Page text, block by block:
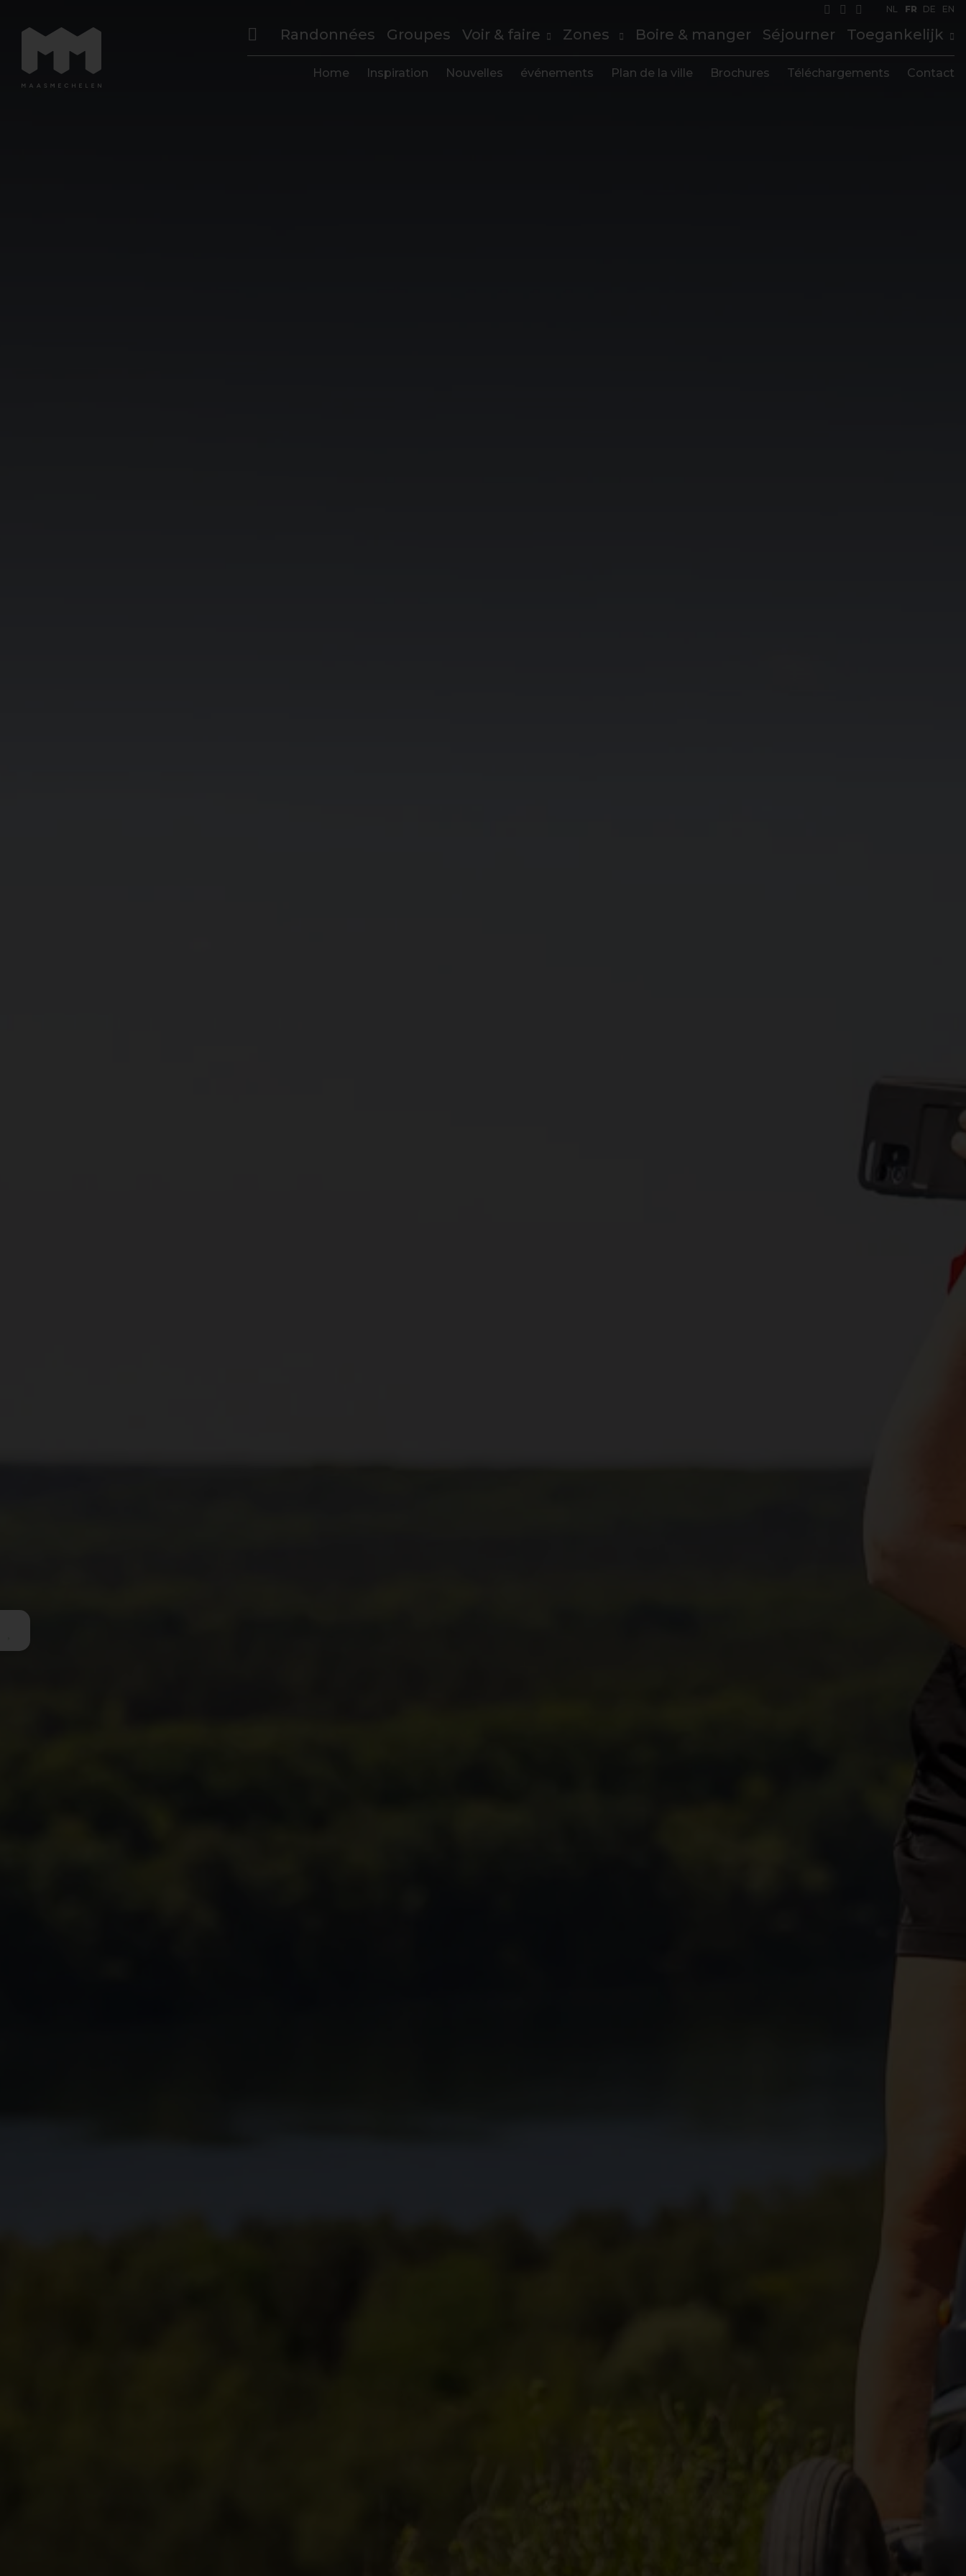
NL FR DE EN
Randonnées Groupes Voir & faire Zones Boire & manger Séjourner Toegankelijk
Home Inspiration Nouvelles événements Plan de la ville Brochures Téléchargements Contact